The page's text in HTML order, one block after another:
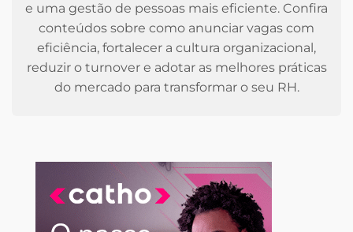
e uma gestão de pessoas mais eficiente. Confira
conteúdos sobre como anunciar vagas com
eficiência, fortalecer a cultura organizacional,
reduzir o turnover e adotar as melhores práticas
do mercado para transformar o seu RH.